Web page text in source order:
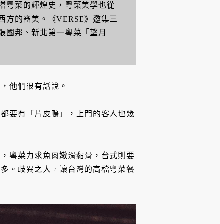
粵菜的輝煌史，粵菜美學也從
方的審美。《VERSE》邀集三
國邦、新北第一粵菜「望月
他們很有話說。
要有「片皮鴨」，上門的客人也幾
粵菜力求魚肉嫩滑黏骨，台式則要
。歧異之大，讓台灣的高檔粵菜餐